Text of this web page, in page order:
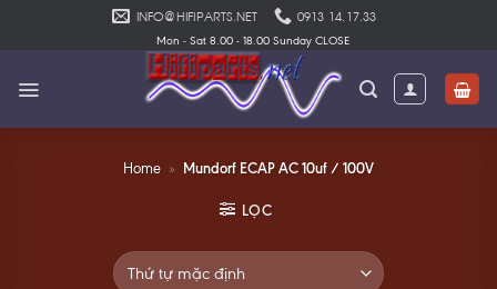
INFO@HIFIPARTS.NET 0913 14.17.33
Mon - Sat 8.00 - 18.00 Sunday CLOSE
Home » Mundorf ECAP AC 10uf / 100V
LỌC